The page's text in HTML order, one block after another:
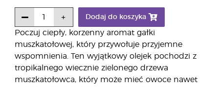
Poczuj ciepły, korzenny aromat gałki
muszkatołowej, który przywołuje przyjemne
wspomnienia. Ten wyjątkowy olejek pochodzi z
tropikalnego wiecznie zielonego drzewa
muszkatołowca, który może mieć owoce nawet
Dodaj do koszyka